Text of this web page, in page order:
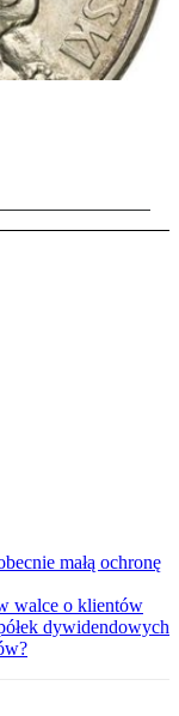
małą ochronę
walce o klientów
dywidendowych